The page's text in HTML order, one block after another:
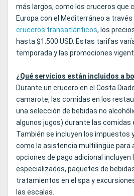
más largos, como los cruceros que
Europa con el Mediterráneo a
cruceros transatlánticos, los
hasta $1.500 USD. Estas tarifas
temporada y las promociones
¿Qué servicios están incluidos a
Durante un crucero en el Costa
camarote, las comidas en los
una selección de bebidas no
algunos jugos) durante las comidas
También se incluyen los impuestos
como la asistencia multilingüe para
opciones de pago adicional
especializados, paquetes de
tratamientos en el spa y
las escalas.